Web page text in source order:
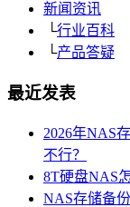
新闻资讯
└行业百科
└产品答疑
最近发表
2026年NAS
不行？
8T硬盘NAS
NAS存储备